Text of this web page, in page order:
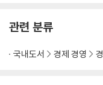
관련 분류
국내도서 경제 경영